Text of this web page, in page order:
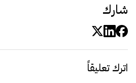
شارك
اترك تعليقاً